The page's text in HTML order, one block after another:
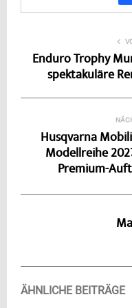
Enduro Trophy
spektakuläre
Husqvarna
Modellreihe
Premium-
ÄHNLICHE BEITRÄGE